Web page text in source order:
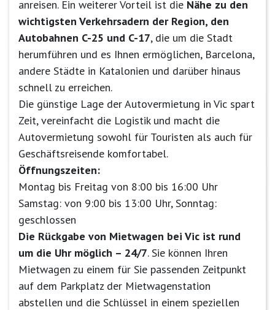
anreisen. Ein weiterer Vorteil ist die Nähe zu den
wichtigsten Verkehrsadern der Region, den
Autobahnen C-25 und C-17, die um die Stadt
herumführen und es Ihnen ermöglichen, Barcelona,
andere Städte in Katalonien und darüber hinaus
schnell zu erreichen.
Die günstige Lage der Autovermietung in Vic spart
Zeit, vereinfacht die Logistik und macht die
Autovermietung sowohl für Touristen als auch für
Geschäftsreisende komfortabel.
Öffnungszeiten:
Montag bis Freitag von 8:00 bis 16:00 Uhr
Samstag: von 9:00 bis 13:00 Uhr, Sonntag:
geschlossen
Die Rückgabe von Mietwagen bei Vic ist rund
um die Uhr möglich – 24/7. Sie können Ihren
Mietwagen zu einem für Sie passenden Zeitpunkt
auf dem Parkplatz der Mietwagenstation
abstellen und die Schlüssel in einem speziellen